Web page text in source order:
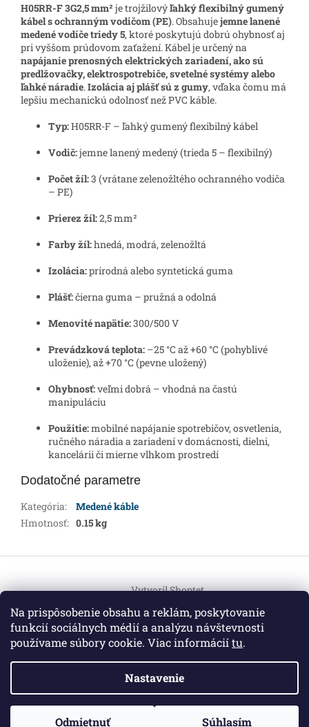
Na prispôsobenie obsahu a reklám, poskytovanie
funkcií sociálnych médií a analýzu návštevnosti
používame súbory cookie. Viac informáciítu.
Nastavenie
Odmietnuť Súhlasím
ZO ZDRAVOTNÝCH DÔVODOV BUDÚ VAŠE OBJEDNÁVKY
H05RR-F 3G2,5 mm² je trojžilovýľahký flexibilný gumený
kábel s ochranným vodičom (PE). Obsahujejemne lanené
medené vodiče triedy 5, ktoré poskytujú dobrú ohybnosť aj
pri vyššom prúdovom zaťažení. Kábel je určený na
napájanie prenosných elektrických zariadení, ako sú
predlžovačky, elektrospotrebiče, svetelné systémy alebo
ľahké náradie.Izolácia aj plášť sú z gumy, vďaka čomu má
lepšiu mechanickú odolnosť než PVC káble.
Typ:H05RR-F – ľahký gumený flexibilný kábel
Vodič:jemne lanený medený (trieda 5 – flexibilný)
Počet žíl:3 (vrátane zelenožltého ochranného vodiča
– PE)
Prierez žíl:2,5 mm²
Farby žíl:hnedá, modrá, zelenožltá
Izolácia:prírodná alebo syntetická guma
Plášť:čierna guma – pružná a odolná
Menovité napätie:300/500 V
Prevádzková teplota: –25 °C až +60 °C (pohyblivé
uloženie), až +70 °C (pevne uložený)
Ohybnosť:veľmi dobrá – vhodná na častú
manipuláciu
Použitie:mobilné napájanie spotrebičov, osvetlenia,
ručného náradia a zariadení v domácnosti, dielni,
kancelárii či mierne vlhkom prostredí
Dodatočné parametre
Kategória:
Medené káble
Hmotnosť: 0.15 kg
p
Vytvoril Shoptet
Copyright 2026HEMI Elektro. Všetky práva vyhradené.
Upraviť nastavenie cookies
Informácie pre vás